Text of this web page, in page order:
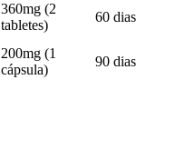
360mg (2
tabletes)
60 dias
200mg (1
cápsula)
90 dias